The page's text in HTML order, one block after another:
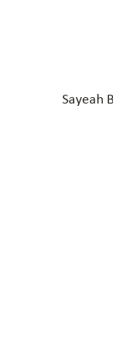
Sayeah